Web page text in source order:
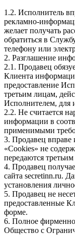
1.2. Исполнитель
рекламно-
желает получать
обратиться в
телефону или
2. Разглашение
2.1. Продавец
Клиента
предоставление
третьим лицам,
Исполнителем, для
2.2. Не считается
информации в
применимыми
3. Продавец вправе
«Cookies» не
передаются
4. Продавец
сайта secretinn.ru.
установления
5. Продавец не
предоставленные
форме.
6. Полное
Общество с